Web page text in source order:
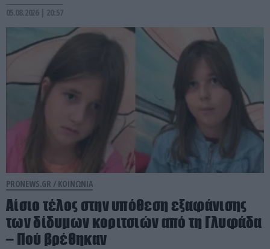
05.08.2026 | 20:57
PRONEWS.GR / ΚΟΙΝΩΝΙΑ
Αίσιο τέλος στην υπόθεση εξαφάνισης
των δίδυμων κοριτσιών από τη Γλυφάδα
– Πού βρέθηκαν